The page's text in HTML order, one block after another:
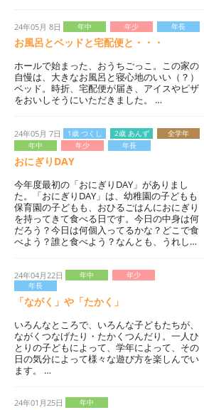
24年05月 8日 年中 年少 年長
お風呂とベッドと宅配便と・・・
ホールで始まった、おうちごっこ。この家の
自慢は、大きなお風呂と寝心地のいい（？）
ベッド。時折、宅配便が届き、アイスやピザ
をおいしそうにいただきました。 …
24年05月 7日 1歳 つくし 2歳 あんず
全学年
年中
年少 年長
おにぎりDAY
今年度最初の「おにぎりDAY」がありまし
た。「おにぎりDAY」は、幼稚園の子どもも
保育園の子どもも、おひるごはんにおにぎり
を持ってきて食べる日です。今日の中身は何
だろう？今日は何個入ってるかな？どこで食
べよう？誰と食べよう？なんとも、うれし…
24年04月22日 年中
年少
年長
「ながく」や「たかく」
いろんなところで、いろんな子どもたちが、
ながくつなげたり・たかくつんだり。一人ひ
とりの子どもによって、学年によって、その
日の気分によって様々な遊び方を楽しんでい
ます。 …
24年01月25日 年中